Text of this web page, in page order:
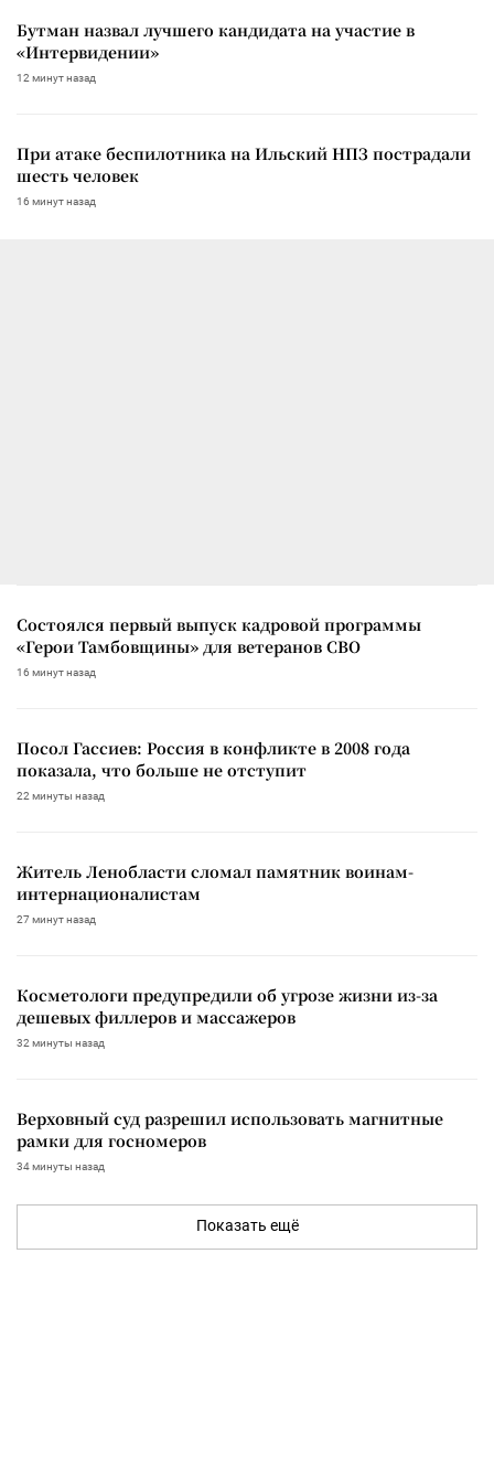
Бутман назвал лучшего кандидата на участие в
«Интервидении»
12 минут назад
При атаке беспилотника на Ильский НПЗ пострадали
шесть человек
16 минут назад
Состоялся первый выпуск кадровой программы
«Герои Тамбовщины» для ветеранов СВО
16 минут назад
Посол Гассиев: Россия в конфликте в 2008 года
показала, что больше не отступит
22 минуты назад
Житель Ленобласти сломал памятник воинам-
интернационалистам
27 минут назад
Косметологи предупредили об угрозе жизни из-за
дешевых филлеров и массажеров
32 минуты назад
Верховный суд разрешил использовать магнитные
рамки для госномеров
34 минуты назад
Показать ещё